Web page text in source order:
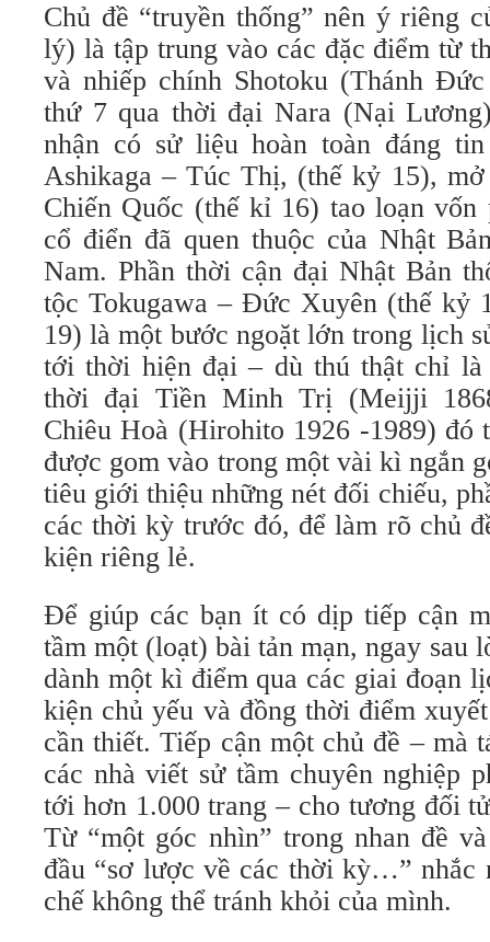
Chủ đề “truyền thống” nên ý riêng
lý) là tập trung vào các đặc điểm từ
và nhiếp chính Shotoku (Thánh
thứ 7 qua thời đại Nara (Nại
nhận có sử liệu hoàn toàn đáng
Ashikaga – Túc Thị, (thế kỷ 15),
Chiến Quốc (thế kỉ 16) tao loạn
cổ điển đã quen thuộc của Nhật
Nam. Phần thời cận đại Nhật Bản
tộc Tokugawa – Đức Xuyên (thế kỷ
19) là một bước ngoặt lớn trong lịch
tới thời hiện đại – dù thú thật chỉ là
thời đại Tiền Minh Trị (Meijji
Chiêu Hoà (Hirohito 1926 -1989) đó
được gom vào trong một vài kì ngắn
tiêu giới thiệu những nét đối chiếu,
các thời kỳ trước đó, để làm rõ chủ
kiện riêng lẻ.
Để giúp các bạn ít có dịp tiếp cận
tầm một (loạt) bài tản mạn, ngay sau
dành một kì điểm qua các giai đoạn
kiện chủ yếu và đồng thời điểm
cần thiết. Tiếp cận một chủ đề – mà
các nhà viết sử tầm chuyên nghiệp
tới hơn 1.000 trang – cho tương đối
Từ “một góc nhìn” trong nhan đề
đầu “sơ lược về các thời kỳ…” nhắc
chế không thể tránh khỏi của mình.